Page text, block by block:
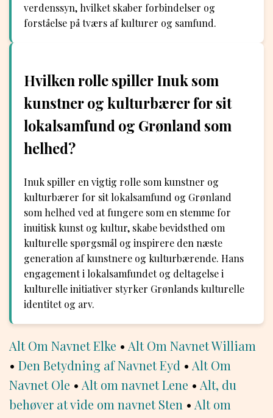
verdenssyn, hvilket skaber forbindelser og
forståelse på tværs af kulturer og samfund.
Hvilken rolle spiller Inuk som
kunstner og kulturbærer for sit
lokalsamfund og Grønland som
helhed?
Inuk spiller en vigtig rolle som kunstner og
kulturbærer for sit lokalsamfund og Grønland
som helhed ved at fungere som en stemme for
inuitisk kunst og kultur, skabe bevidsthed om
kulturelle spørgsmål og inspirere den næste
generation af kunstnere og kulturbærende. Hans
engagement i lokalsamfundet og deltagelse i
kulturelle initiativer styrker Grønlands kulturelle
identitet og arv.
Alt Om Navnet Elke • Alt Om Navnet William
• Den Betydning af Navnet Eyd • Alt Om
Navnet Ole • Alt om navnet Lene • Alt, du
behøver at vide om navnet Sten • Alt om